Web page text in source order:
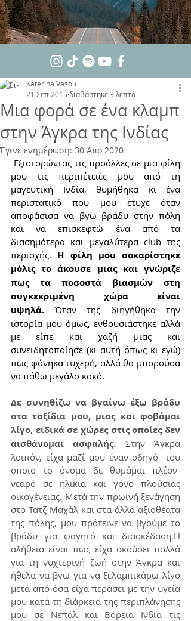
Μια φορά σε ένα κλαμπ
στην Άγκρα της Ινδίας
Katerina Vasou
21 Σεπ 2015 διαβάστηκε 3 λεπτά
Έγινε ενημέρωση: 30 Απρ 2020
Εξιστορώντας τις προάλλες σε μια φίλη
μου τις περιπέτειές μου από τη
μαγευτική Ινδία, θυμήθηκα κι ένα
περιστατικό που μου έτυχε όταν
αποφάσισα να βγω βράδυ στην πόλη
και να επισκεφτώ ένα από τα
διασημότερα και μεγαλύτερα club της
περιοχής. Η φίλη μου σοκαρίστηκε
μόλις το άκουσε μιας και γνώριζε
πως τα ποσοστά βιασμών στη
συγκεκριμένη χώρα είναι
υψηλά. Όταν της διηγήθηκα την
ιστορία μου όμως, ενθουσιάστηκε αλλά
με είπε και χαζή μιας και
συνειδητοποίησε (κι αυτή όπως κι εγώ)
πως φάνηκα τυχερή, αλλά θα μπορούσα
να πάθω μεγάλο κακό.
Δε συνηθίζω να βγαίνω έξω βράδυ
στα ταξίδια μου, μιας και φοβάμαι
λίγο, ειδικά σε χώρες στις οποίες δεν
αισθάνομαι ασφαλής. Στην Άγκρα
λοιπόν, είχα μαζί μου έναν οδηγό -του
οποίο το όνομα δε θυμάμαι πλέον-
νεαρό σε ηλικία και γόνο πλούσιας
οικογένειας. Μετά την πρωινή ξενάγηση
στο Τατζ Μαχάλ και στα άλλα αξιοθέατα
της πόλης, μου πρότεινε να βγούμε το
βράδυ για φαγητό και διασκέδαση.Η
αλήθεια είναι πως είχα ακούσει πολλά
για τη νυχτερινή ζωή στην Άγκρα και
ήθελα να βγω για να ξελαμπικάρω λίγο
μετά από όσα είχα περάσει με την υγεία
μου κατά τη διάρκεια της περιπλάνησης
μου σε Νεπάλ και Βόρεια Ινδία τις